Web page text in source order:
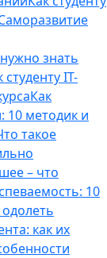
знать
студенту IT-
Как
10 методик и
такое
– что
10
как их